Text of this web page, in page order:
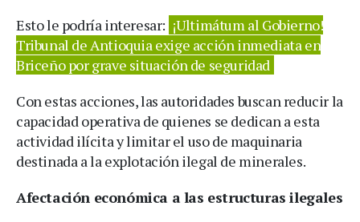
Esto le podría interesar: ¡Ultimátum al Gobierno!
Tribunal de Antioquia exige acción inmediata en
Briceño por grave situación de seguridad
Con estas acciones, las autoridades buscan reducir la
capacidad operativa de quienes se dedican a esta
actividad ilícita y limitar el uso de maquinaria
destinada a la explotación ilegal de minerales.
Afectación económica a las estructuras ilegales